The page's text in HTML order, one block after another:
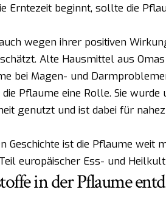
Erntezeit beginnt, sollte die
wegen ihrer positiven
Alte Hausmittel aus
bei Magen- und
Pflaume eine Rolle. Sie
genutzt und ist dabei für
Geschichte ist die Pflaume weit
europäischer Ess- und
in der Pflaume